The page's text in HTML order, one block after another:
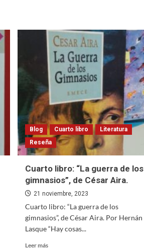
Blog Cuarto libro
Literatura
Reseña
Cuarto libro: “La guerra de los
gimnasios”, de César Aira.
21 noviembre, 2023
Cuarto libro: “La guerra de los
gimnasios”, de César Aira. Por Hernán
Lasque “Hay cosas...
Leer másRead